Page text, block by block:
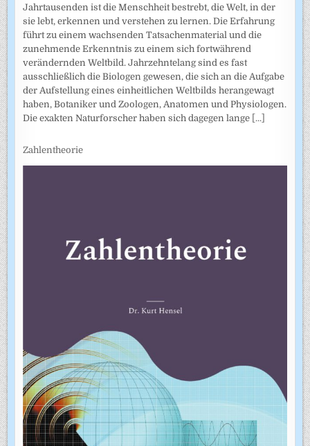
Jahrtausenden ist die Menschheit bestrebt, die Welt, in der
sie lebt, erkennen und verstehen zu lernen. Die Erfahrung
führt zu einem wachsenden Tatsachenmaterial und die
zunehmende Erkenntnis zu einem sich fortwährend
verändernden Weltbild. Jahrzehntelang sind es fast
ausschließlich die Biologen gewesen, die sich an die Aufgabe
der Aufstellung eines einheitlichen Weltbilds herangewagt
haben, Botaniker und Zoologen, Anatomen und Physiologen.
Die exakten Naturforscher haben sich dagegen lange [...]
Zahlentheorie